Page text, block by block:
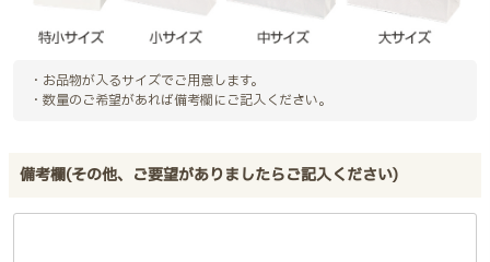
・お品物が入るサイズでご用意します。
・数量のご希望があれば備考欄にご記入ください。
備考欄(その他、ご要望がありましたらご記入ください)